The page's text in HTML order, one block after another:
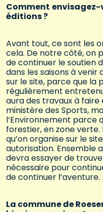
Comment envisagez-
éditions ?
Avant tout, ce sont les
cela. De notre côté, on
de continuer le soutien
dans les saisons à
sur le site, parce que la
régulièrement
aura des travaux à faire
ministère des Sports,
l’Environnement parce
forestier, en zone
qu’on organise sur le
autorisation. Ensemble
devra essayer de
nécessaire pour
de continuer l’aventure.
La commune de